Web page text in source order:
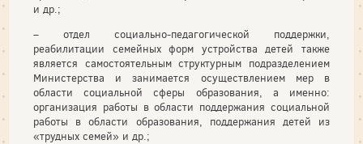
и др.;
– отдел социально-педагогической поддержки,
реабилитации семейных форм устройства детей также
является самостоятельным структурным подразделением
Министерства и занимается осуществлением мер в
области социальной сферы образования, а именно:
организация работы в области поддержания социальной
работы в области образования, поддержания детей из
«трудных семей» и др.;